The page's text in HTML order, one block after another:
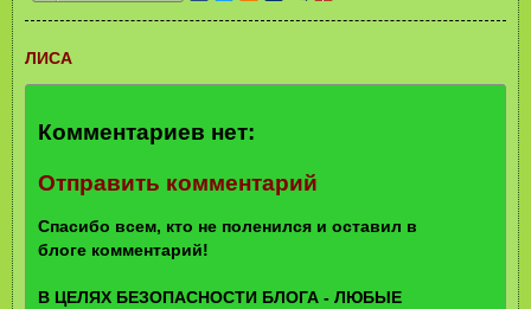
ЛИСА
Комментариев нет:
Отправить комментарий
Спасибо всем, кто не поленился и оставил в
блоге комментарий!
В ЦЕЛЯХ БЕЗОПАСНОСТИ БЛОГА - ЛЮБЫЕ